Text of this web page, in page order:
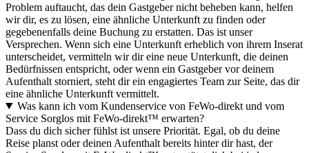
Problem auftaucht, das dein Gastgeber nicht beheben kann, helfen
wir dir, es zu lösen, eine ähnliche Unterkunft zu finden oder
gegebenenfalls deine Buchung zu erstatten. Das ist unser
Versprechen. Wenn sich eine Unterkunft erheblich von ihrem Inserat
unterscheidet, vermitteln wir dir eine neue Unterkunft, die deinen
Bedürfnissen entspricht, oder wenn ein Gastgeber vor deinem
Aufenthalt storniert, steht dir ein engagiertes Team zur Seite, das dir
eine ähnliche Unterkunft vermittelt.
Was kann ich vom Kundenservice von FeWo-direkt und vom
Service Sorglos mit FeWo-direkt™ erwarten?
Dass du dich sicher fühlst ist unsere Priorität. Egal, ob du deine
Reise planst oder deinen Aufenthalt bereits hinter dir hast, der